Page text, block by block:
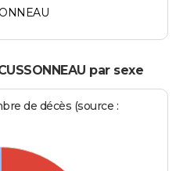
par sexe
de décès (source :